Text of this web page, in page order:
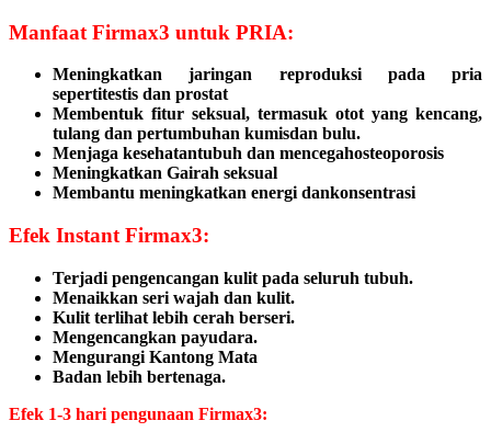
Manfaat Firmax3 untuk PRIA:
Meningkatkan jaringan reproduksi pada pria
sepertitestis dan prostat
Membentuk fitur seksual, termasuk otot yang kencang,
tulang dan pertumbuhan kumisdan bulu.
Menjaga kesehatantubuh dan mencegahosteoporosis
Meningkatkan Gairah seksual
Membantu meningkatkan energi dankonsentrasi
Efek Instant Firmax3:
Terjadi pengencangan kulit pada seluruh tubuh.
Menaikkan seri wajah dan kulit.
Kulit terlihat lebih cerah berseri.
Mengencangkan payudara.
Mengurangi Kantong Mata
Badan lebih bertenaga.
Efek 1-3 hari pengunaan Firmax3: